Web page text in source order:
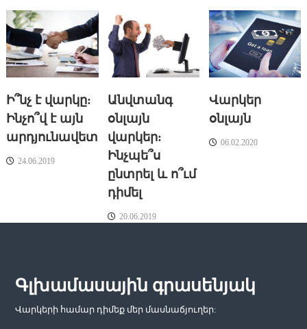
ո
ւ
մ
ն
ե
ա
վ
Ի՞նչ է վարկը:
Ինչո՞վ է այն
արդյունավետ
24.06.2019
Անվտանգ
օնլայն
վարկեր:
Ինչպե՞ս
ընտրել և ո՞ւմ
դիմել
20.06.2019
Վարկեր
օնլայն
06.02.2020
Գլխամասային գրասենյակ
Վարկերի համար դիմեք մեր մասնաճյուղեր: